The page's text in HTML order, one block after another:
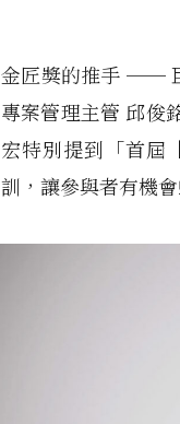
金匠獎的推手 ──
專案管理主管 邱俊
宏特別提到「首屆
訓，讓參與者有機